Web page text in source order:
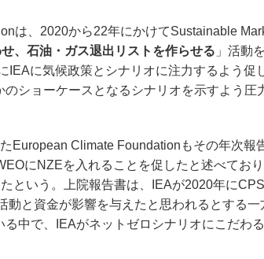
は、2020から22年にかけてSustainable
、石油・ガス退出リストを作らせる 」活動
IEAに気候政策とシナリオに注力するよう促
ショーケースとなるシナリオを示すよう圧
European Climate Foundationもその年次報
にNZEを入れることを促したと述べてお
という。上院報告書は、IEAが2020年に
動と資金が影響を与えたと思われるとする
中で、IEAがネットゼロシナリオにこだわ